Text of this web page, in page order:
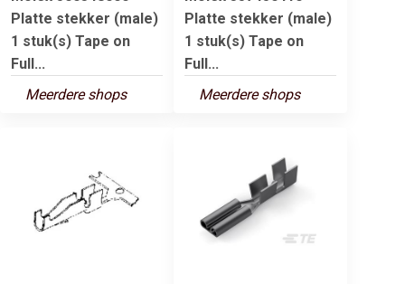
Platte stekker (male)
1 stuk(s) Tape on
Full...
Meerdere shops
Platte stekker (male)
1 stuk(s) Tape on
Full...
Meerdere shops